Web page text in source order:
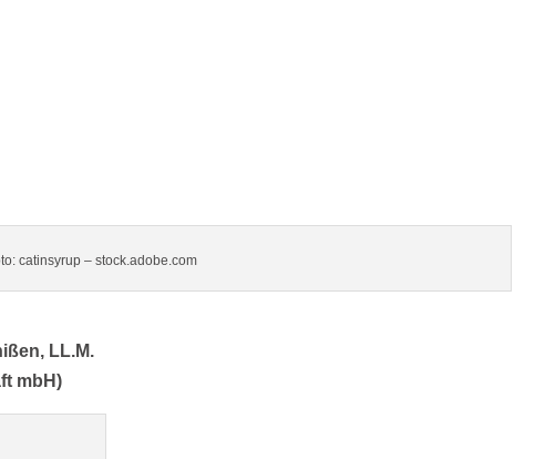
catinsyrup – stock.adobe.com
LL.M.
mbH)